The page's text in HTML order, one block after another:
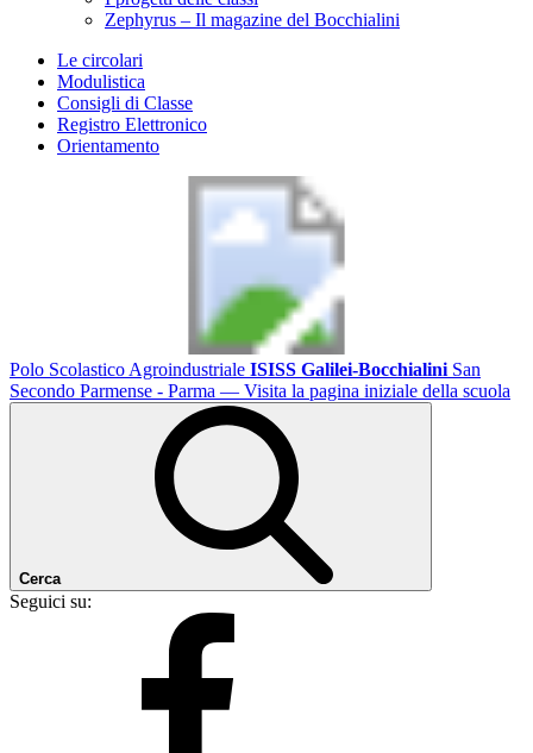
Zephyrus – Il magazine del Bocchialini
Le circolari
Modulistica
Consigli di Classe
Registro Elettronico
Orientamento
Polo Scolastico Agroindustriale ISISS Galilei-Bocchialini San
Secondo Parmense - Parma — Visita la pagina iniziale della scuola
Cerca
Seguici su: